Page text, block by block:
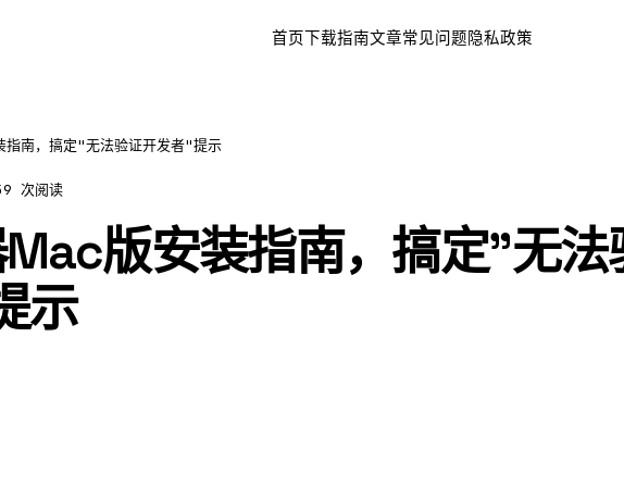
首页下载指南文章常见问题隐私政策
指南，搞定"无法验证开发者"提示
次阅读
版安装指南，搞定"无法
示